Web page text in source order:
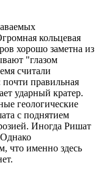
кольцевая
хорошо заметна из
"глазом
считали
правильная
ударный кратер.
геологические
с поднятием
Иногда Ришат
что именно здесь